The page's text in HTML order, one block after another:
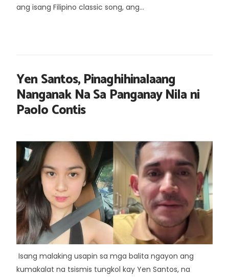
ang isang Filipino classic song, ang...
Yen Santos, Pinaghihinalaang
Nanganak Na Sa Panganay Nila ni
Paolo Contis
Isang malaking usapin sa mga balita ngayon ang
kumakalat na tsismis tungkol kay Yen Santos, na